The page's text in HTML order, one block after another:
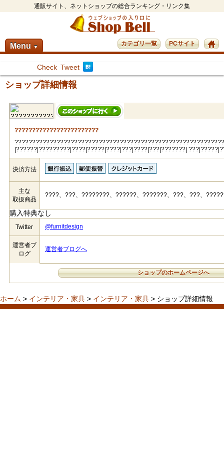
通販サイト、ネットショップの総合ランキング・リンク集
Menu ▼ PCサイト
カテゴリ一覧
Check Tweet
ショップ詳細情報
????????????????????????
|??????|?????????|????|?????|????|???|????|???|???????|
決済方法
主な
取扱商品
????、???、????????、??????、???????、???、???、
購入特典なし
Twitter @furnitdesign
運営者ブ
ログ
運営者ブログへ
ショップのホームページへ
ホーム > インテリア・家具 > インテリア・家具 > ショップ詳細情報